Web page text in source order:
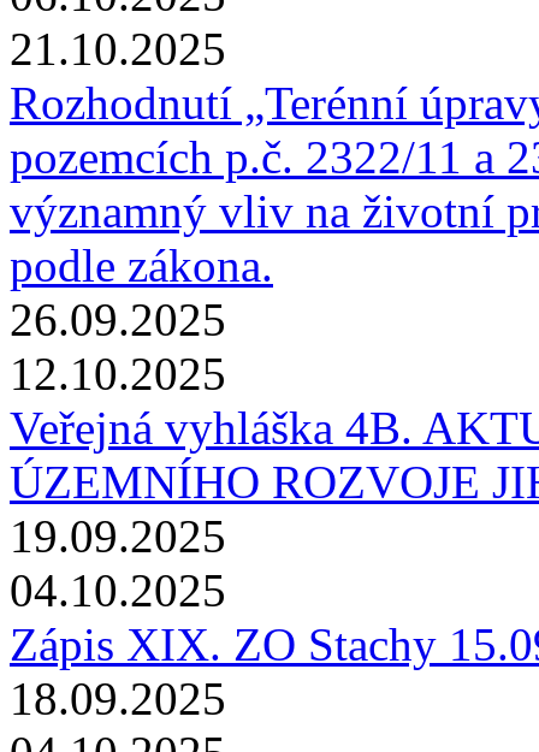
21.10.2025
Rozhodnutí „Terénní
pozemcích p.č. 2322/11 a
významný vliv na životní
podle zákona.
26.09.2025
12.10.2025
Veřejná vyhláška 4B.
ÚZEMNÍHO ROZVOJE
19.09.2025
04.10.2025
Zápis XIX. ZO Stachy
18.09.2025